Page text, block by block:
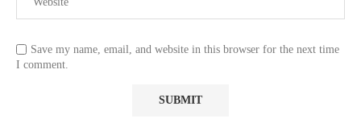
Save my name, email, and website in this browser for the next time
I comment.